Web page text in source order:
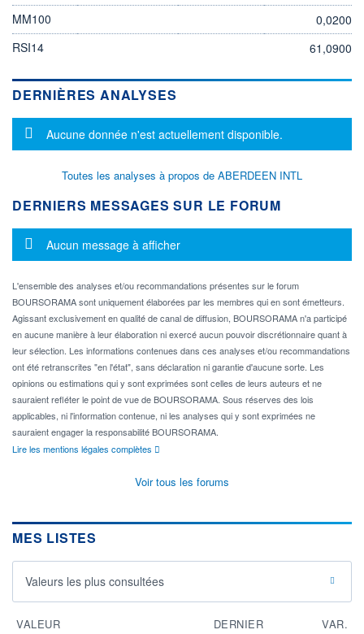
MM100
0,0200
RSI14
61,0900
DERNIÈRES ANALYSES
Message d'information
Aucune donnée n'est actuellement disponible.
Toutes les analyses à propos de ABERDEEN INTL
DERNIERS MESSAGES SUR LE FORUM
Message d'information
Aucun message à afficher
L'ensemble des analyses et/ou recommandations présentes sur le forum
BOURSORAMA sont uniquement élaborées par les membres qui en sont émetteurs.
Agissant exclusivement en qualité de canal de diffusion, BOURSORAMA n'a participé
en aucune manière à leur élaboration ni exercé aucun pouvoir discrétionnaire quant à
leur sélection. Les informations contenues dans ces analyses et/ou recommandations
ont été retranscrites "en l'état", sans déclaration ni garantie d'aucune sorte. Les
opinions ou estimations qui y sont exprimées sont celles de leurs auteurs et ne
sauraient refléter le point de vue de BOURSORAMA. Sous réserves des lois
applicables, ni l'information contenue, ni les analyses qui y sont exprimées ne
sauraient engager la responsabilité BOURSORAMA.
Lire les mentions légales complètes
Voir tous les forums
MES LISTES
Valeurs les plus consultées
VALEUR DERNIER VAR.